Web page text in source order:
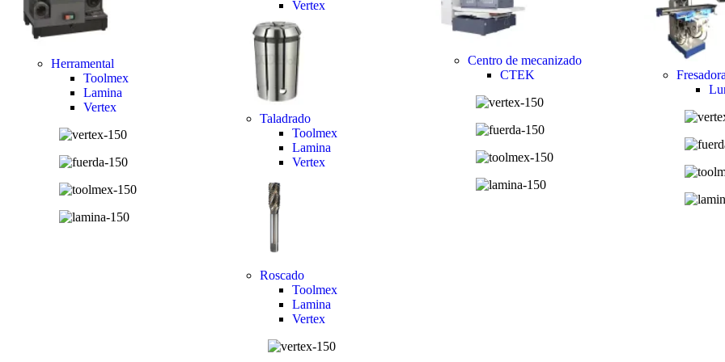
Herramental
Toolmex
Lamina
Vertex
Vertex
Taladrado
Toolmex
Lamina
Vertex
Roscado
Toolmex
Lamina
Vertex
Centro de mecanizado
CTEK